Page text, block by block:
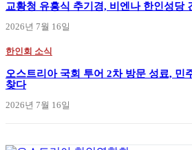
교황청 유흥식 추기경, 비엔나 한인성당
2026년 7월 16일
한인회 소식
오스트리아 국회 투어 2차 방문 성료, 민
찾다
2026년 7월 16일